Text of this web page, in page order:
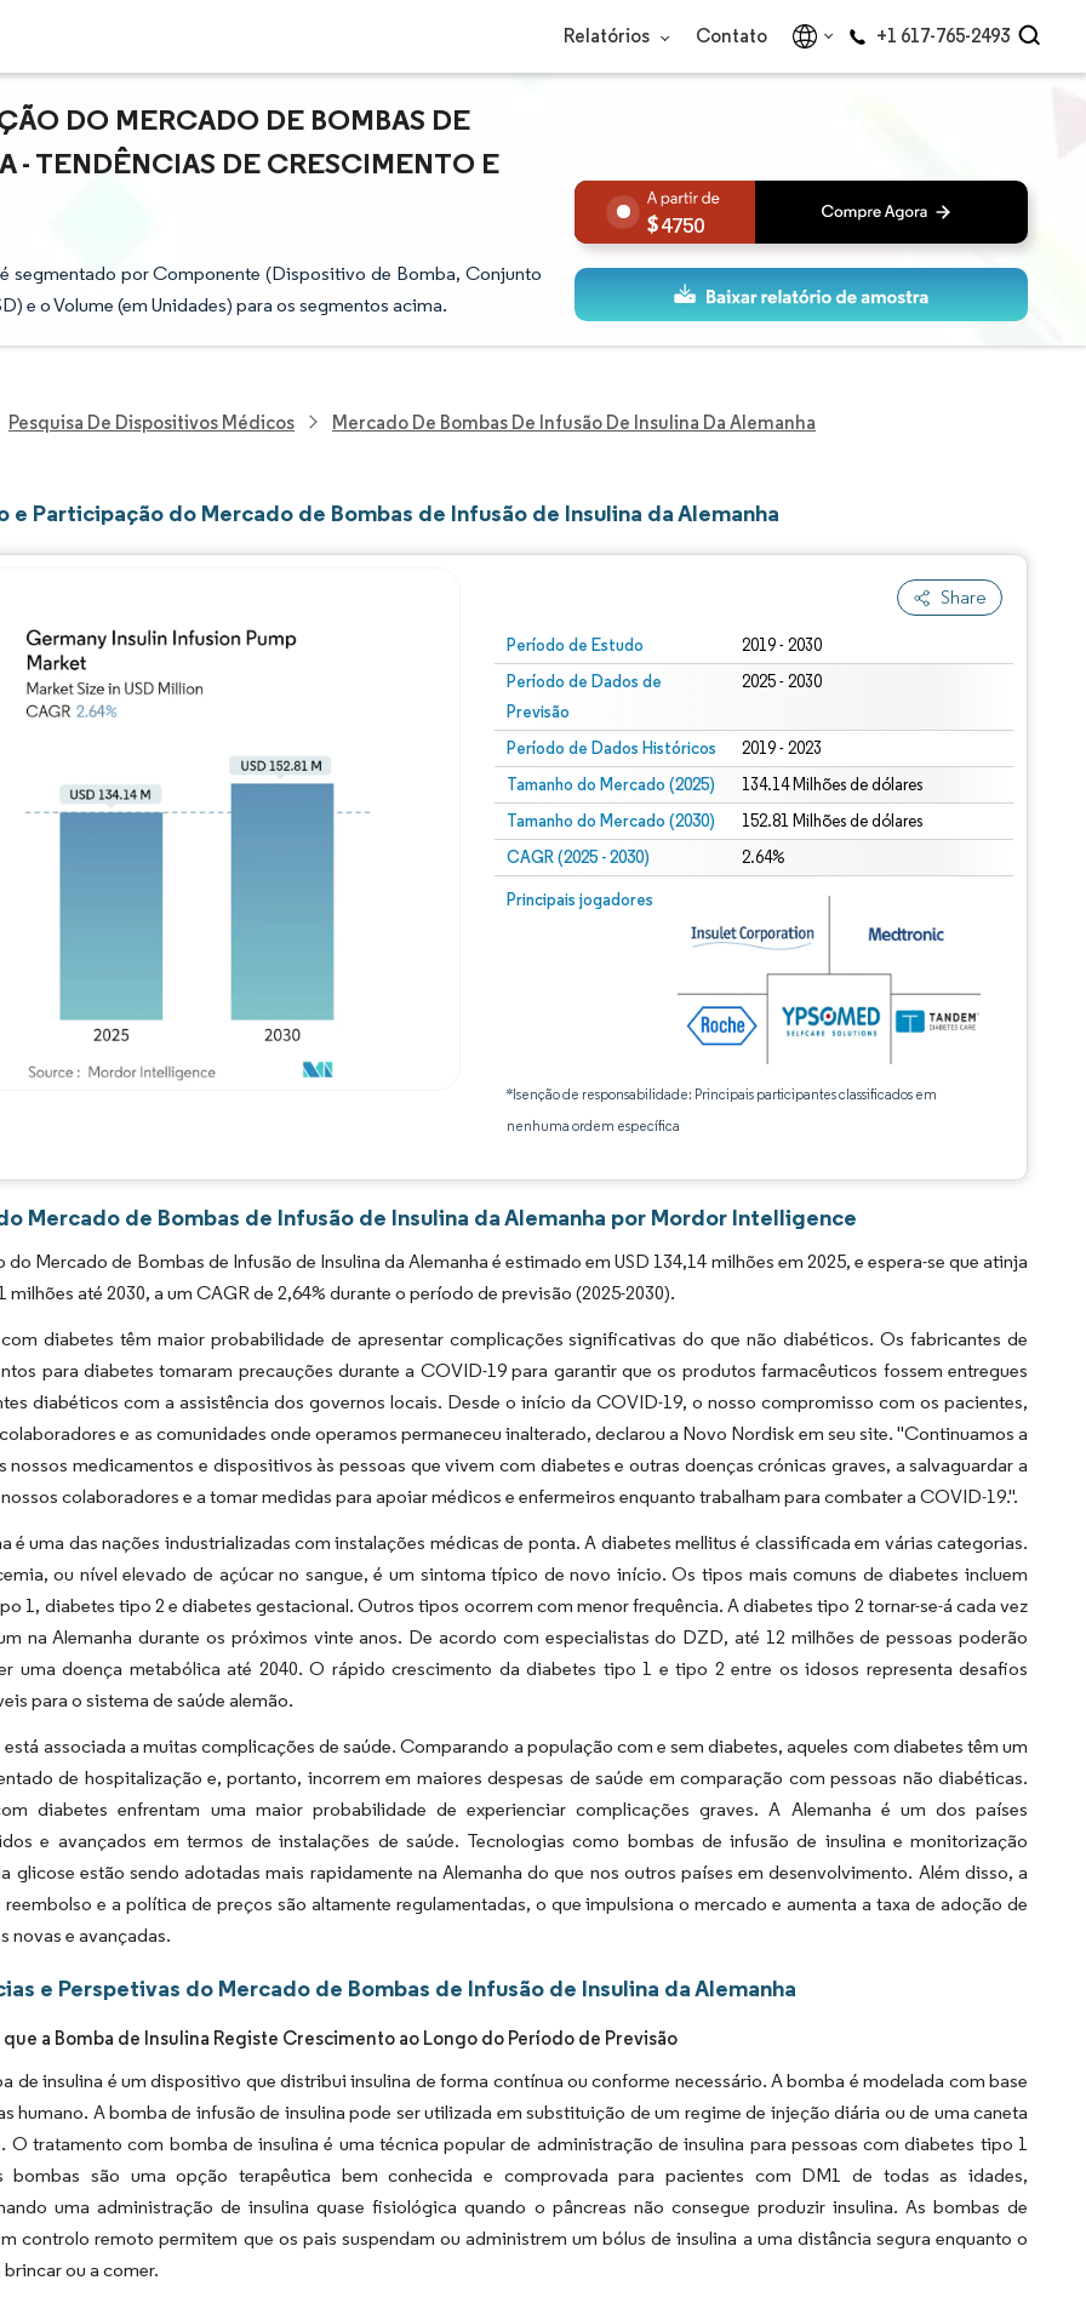
Relatórios Contato +1 617-765-2493
DO MERCADO DE BOMBAS DE
- TENDÊNCIAS DE CRESCIMENTO E
segmentado por Componente (Dispositivo de Bomba, Conjunto
e o Volume (em Unidades) para os segmentos acima.
4750
Pesquisa De Dispositivos Médicos Mercado De Bombas De Infusão De Insulina Da Alemanha
e Participação do Mercado de Bombas de Infusão de Insulina da Alemanha
Share
Período de Estudo 2019 - 2030
Período de Dados de
Previsão
2025 - 2030
Período de Dados Históricos 2019 - 2023
Tamanho do Mercado (2025) 134.14 Milhões de dólares
Tamanho do Mercado (2030) 152.81 Milhões de dólares
CAGR (2025 - 2030) 2.64%
Principais jogadores
*Isenção de responsabilidade: Principais participantes classificados em
nenhuma ordem específica
Mercado de Bombas de Infusão de Insulina da Alemanha por Mordor Intelligence
do Mercado de Bombas de Infusão de Insulina da Alemanha é estimado em USD 134,14 milhões em 2025, e espera-se que atinja
milhões até 2030, a um CAGR de 2,64% durante o período de previsão (2025-2030).
diabetes têm maior probabilidade de apresentar complicações significativas do que não diabéticos. Os fabricantes de
para diabetes tomaram precauções durante a COVID-19 para garantir que os produtos farmacêuticos fossem entregues
diabéticos com a assistência dos governos locais. Desde o início da COVID-19, o nosso compromisso com os pacientes,
e as comunidades onde operamos permaneceu inalterado, declarou a Novo Nordisk em seu site. "Continuamos a
nossos medicamentos e dispositivos às pessoas que vivem com diabetes e outras doenças crónicas graves, a salvaguardar a
colaboradores e a tomar medidas para apoiar médicos e enfermeiros enquanto trabalham para combater a COVID-19.".
é uma das nações industrializadas com instalações médicas de ponta. A diabetes mellitus é classificada em várias categorias.
ou nível elevado de açúcar no sangue, é um sintoma típico de novo início. Os tipos mais comuns de diabetes incluem
1, diabetes tipo 2 e diabetes gestacional. Outros tipos ocorrem com menor frequência. A diabetes tipo 2 tornar-se-á cada vez
na Alemanha durante os próximos vinte anos. De acordo com especialistas do DZD, até 12 milhões de pessoas poderão
uma doença metabólica até 2040. O rápido crescimento da diabetes tipo 1 e tipo 2 entre os idosos representa desafios
para o sistema de saúde alemão.
associada a muitas complicações de saúde. Comparando a população com e sem diabetes, aqueles com diabetes têm um
de hospitalização e, portanto, incorrem em maiores despesas de saúde em comparação com pessoas não diabéticas.
diabetes enfrentam uma maior probabilidade de experienciar complicações graves. A Alemanha é um dos países
e avançados em termos de instalações de saúde. Tecnologias como bombas de infusão de insulina e monitorização
glicose estão sendo adotadas mais rapidamente na Alemanha do que nos outros países em desenvolvimento. Além disso, a
e a política de preços são altamente regulamentadas, o que impulsiona o mercado e aumenta a taxa de adoção de
novas e avançadas.
e Perspetivas do Mercado de Bombas de Infusão de Insulina da Alemanha
que a Bomba de Insulina Registe Crescimento ao Longo do Período de Previsão
de insulina é um dispositivo que distribui insulina de forma contínua ou conforme necessário. A bomba é modelada com base
humano. A bomba de infusão de insulina pode ser utilizada em substituição de um regime de injeção diária ou de uma caneta
O tratamento com bomba de insulina é uma técnica popular de administração de insulina para pessoas com diabetes tipo 1
bombas são uma opção terapêutica bem conhecida e comprovada para pacientes com DM1 de todas as idades,
uma administração de insulina quase fisiológica quando o pâncreas não consegue produzir insulina. As bombas de
controlo remoto permitem que os pais suspendam ou administrem um bólus de insulina a uma distância segura enquanto o
ou a comer.